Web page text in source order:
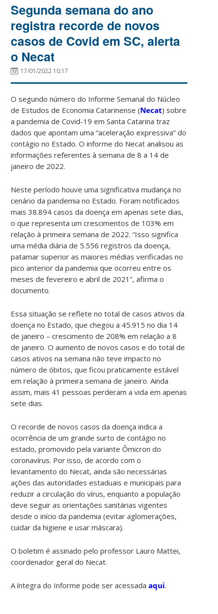
Segunda semana do ano
registra recorde de novos
casos de Covid em SC, alerta
o Necat
17/01/2022 10:17
O segundo número do Informe Semanal do Núcleo
de Estudos de Economia Catarinense (Necat) sobre
a pandemia de Covid-19 em Santa Catarina traz
dados que apontam uma “aceleração expressiva” do
contágio no Estado. O informe do Necat analisou as
informações referentes à semana de 8 a 14 de
janeiro de 2022.
Neste período houve uma significativa mudança no
cenário da pandemia no Estado. Foram notificados
mais 38.894 casos da doença em apenas sete dias,
o que representa um crescimentos de 103% em
relação à primeira semana de 2022. “Isso significa
uma média diária de 5.556 registros da doença,
patamar superior as maiores médias verificadas no
pico anterior da pandemia que ocorreu entre os
meses de fevereiro e abril de 2021”, afirma o
documento.
Essa situação se reflete no total de casos ativos da
doença no Estado, que chegou a 45.915 no dia 14
de janeiro – crescimento de 208% em relação a 8
de janeiro. O aumento de novos casos e do total de
casos ativos na semana não teve impacto no
número de óbitos, que ficou praticamente estável
em relação à primeira semana de janeiro. Ainda
assim, mais 41 pessoas perderam a vida em apenas
sete dias.
O recorde de novos casos da doença indica a
ocorrência de um grande surto de contágio no
estado, promovido pela variante Ômicron do
coronavírus. Por isso, de acordo com o
levantamento do Necat, ainda são necessárias
ações das autoridades estaduais e municipais para
reduzir a circulação do vírus, enquanto a população
deve seguir as orientações sanitárias vigentes
desde o início da pandemia (evitar aglomerações,
cuidar da higiene e usar máscara).
O boletim é assinado pelo professor Lauro Mattei,
coordenador geral do Necat.
A íntegra do Informe pode ser acessadaaqui.